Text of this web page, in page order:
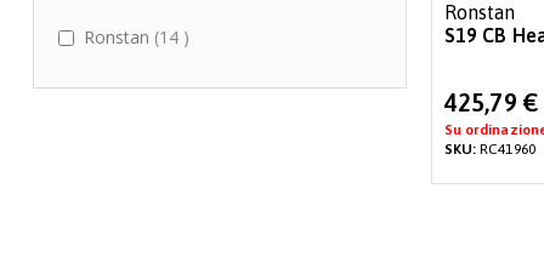
Ronstan
S19 CB
Special
Price
425,79 €
Su
SKU:RC41960
Ronstan 14 items